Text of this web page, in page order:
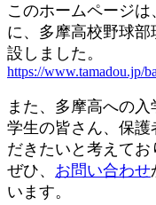
このホームページ
に、多摩高校野球
設しました。
https://www.tamadou.jp/
また、多摩高への
学生の皆さん、保
だきたいと考えてお
ぜひ、 お問い合わせ
います。